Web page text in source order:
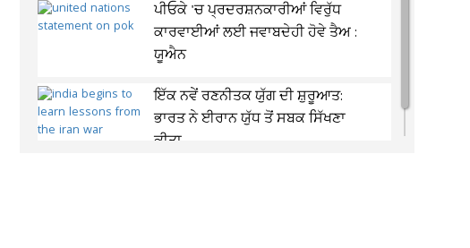
ਪੀਓਕੇ 'ਚ ਪ੍ਰਦਰਸ਼ਨਕਾਰੀਆਂ ਵਿਰੁੱਧ
ਕਾਰਵਾਈਆਂ ਲਈ ਜਵਾਬਦੇਹੀ ਹੋਵੇ ਤੈਅ :
ਯੂਐਨ
ਇੱਕ ਨਵੇਂ ਰਣਨੀਤਕ ਯੁੱਗ ਦੀ ਸ਼ੁਰੂਆਤ:
ਭਾਰਤ ਨੇ ਈਰਾਨ ਯੁੱਧ ਤੋਂ ਸਬਕ ਸਿੱਖਣਾ
ਕੀਤਾ...